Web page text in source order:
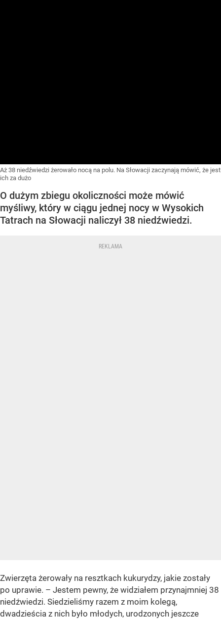
Aż 38 niedźwiedzi żerowało nocą na polu. Na Słowacji zaczynają mówić, że jest
ich za dużo
O dużym zbiegu okoliczności może mówić
myśliwy, który w ciągu jednej nocy w Wysokich
Tatrach na Słowacji naliczył 38 niedźwiedzi.
Zwierzęta żerowały na resztkach kukurydzy, jakie zostały
po uprawie. – Jestem pewny, że widziałem przynajmniej 38
niedźwiedzi. Siedzieliśmy razem z moim kolegą,
dwadzieścia z nich było młodych, urodzonych jeszcze